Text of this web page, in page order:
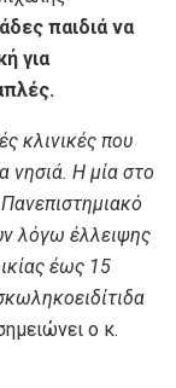
παιδιά να
για
κλινικές που
νησιά. Η μία στο
λόγω έλλειψης
έως 15
ο κ.